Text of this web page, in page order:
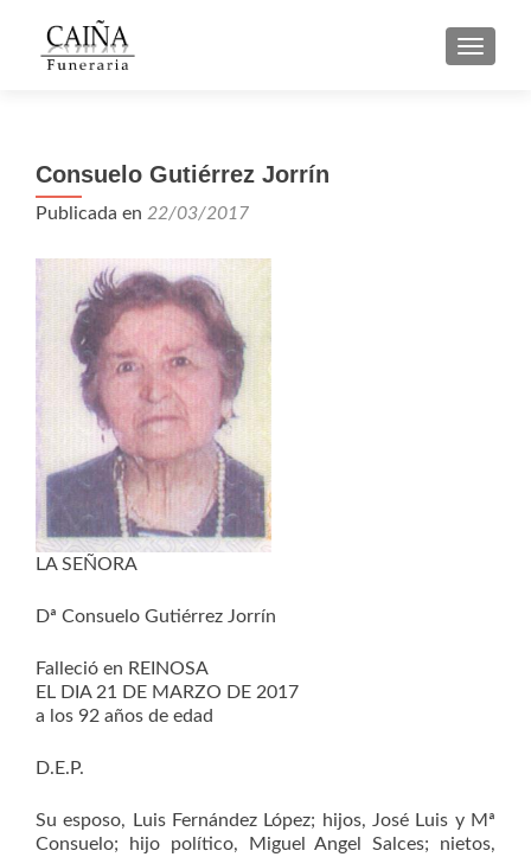
Consuelo Gutiérrez Jorrín
Publicada en 22/03/2017
LA SEÑORA
Dª Consuelo Gutiérrez Jorrín
Falleció en REINOSA
EL DIA 21 DE MARZO DE 2017
a los 92 años de edad
D.E.P.
Su esposo, Luis Fernández López; hijos, José Luis y Mª
Consuelo; hijo político, Miguel Angel Salces; nietos,